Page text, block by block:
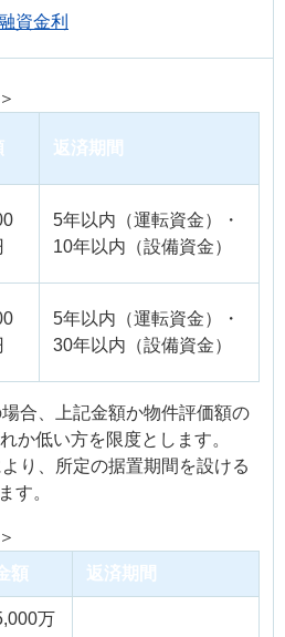
資金利
返済期間
5年以内（運転資金）・
10年以内（設備資金）
5年以内（運転資金）・
30年以内（設備資金）
合、上記金額か物件評価額の
か低い方を限度とします。
り、所定の据置期間を設ける
す。
額 返済期間
万